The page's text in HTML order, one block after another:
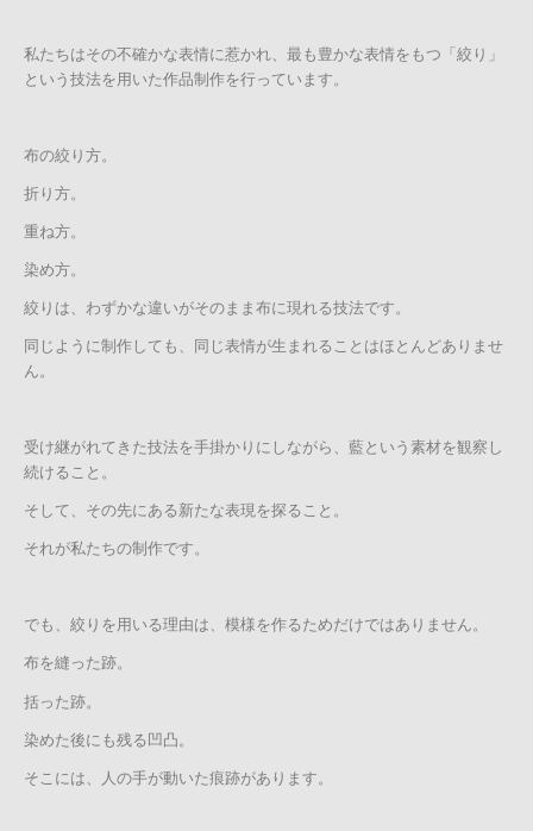
私たちはその不確かな表情に惹かれ、最も豊かな表情をもつ「絞り」
という技法を用いた作品制作を行っています。
布の絞り方。
折り方。
重ね方。
染め方。
絞りは、わずかな違いがそのまま布に現れる技法です。
同じように制作しても、同じ表情が生まれることはほとんどありませ
ん。
受け継がれてきた技法を手掛かりにしながら、藍という素材を観察し
続けること。
そして、その先にある新たな表現を探ること。
それが私たちの制作です。
でも、絞りを用いる理由は、模様を作るためだけではありません。
布を縫った跡。
括った跡。
染めた後にも残る凹凸。
そこには、人の手が動いた痕跡があります。